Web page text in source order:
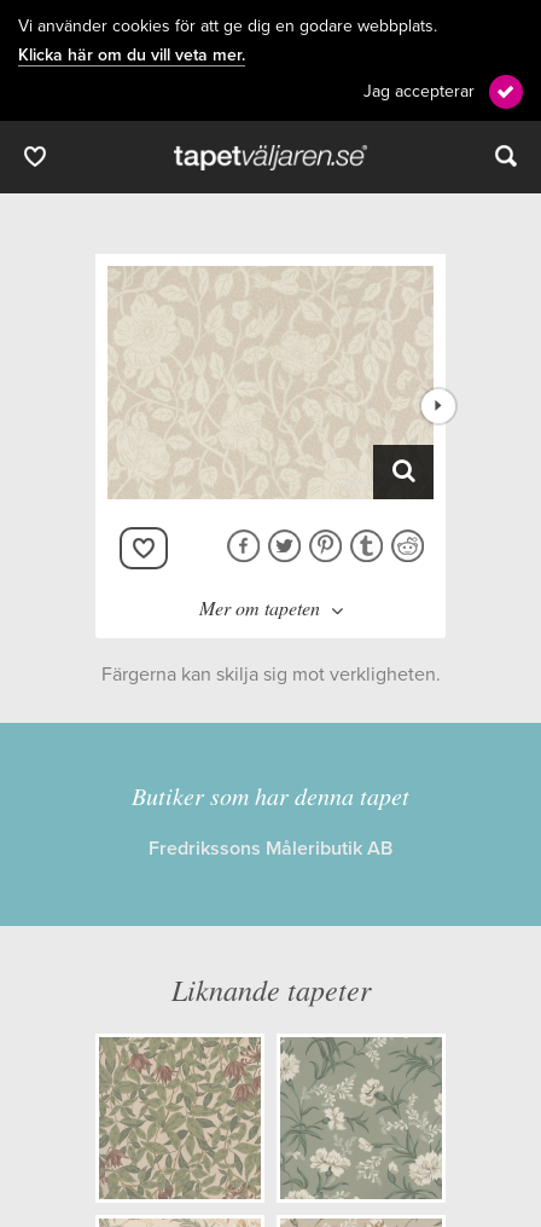
Vi använder cookies för att ge dig en godare webbplats.
Klicka här om du vill veta mer.
Jag accepterar
Mer om tapeten
Kollektion:
Trädgården
Information
Längd x Bredd: 10,05 x 0,53
Artikelnummer: S10567
NCS Bottenkulör: S1502-Y50R
Färg: Beige, Rosa
Mönster: Blommig
Struktur: Limtryck
Färgerna kan skilja sig mot verkligheten.
Butiker som har denna tapet
Fredrikssons Måleributik AB
Liknande tapeter